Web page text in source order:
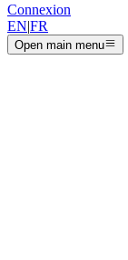
Connexion
EN|FR
Open main menu